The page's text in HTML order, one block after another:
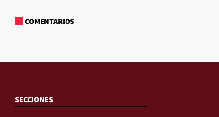
COMENTARIOS
SECCIONES